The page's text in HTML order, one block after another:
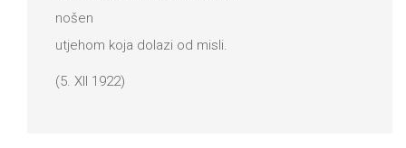
nošen
utjehom koja dolazi od misli.
(5. XII 1922)